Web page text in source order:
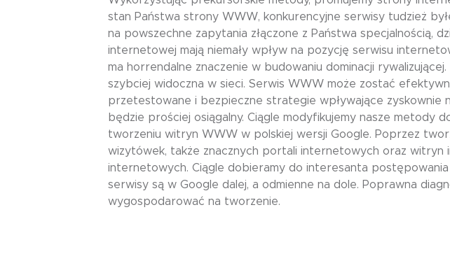
stan Państwa strony WWW, konkurencyjne serwisy tudzież
na powszechne zapytania złączone z Państwa specjalnością,
internetowej mają niemały wpływ na pozycję serwisu
ma horrendalne znaczenie w budowaniu dominacji
szybciej widoczna w sieci. Serwis WWW może zostać
przetestowane i bezpieczne strategie wpływające zyskownie
będzie prościej osiągalny. Ciągle modyfikujemy nasze metody
tworzeniu witryn WWW w polskiej wersji Google. Poprzez
wizytówek, także znacznych portali internetowych oraz witryn
internetowych. Ciągle dobieramy do interesanta
serwisy są w Google dalej, a odmienne na dole. Poprawna
wygospodarować na tworzenie.